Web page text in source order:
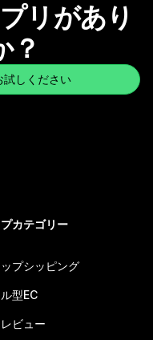
リがあり
？
しください
プカテゴリー
ップシッピング
型EC
ビュー